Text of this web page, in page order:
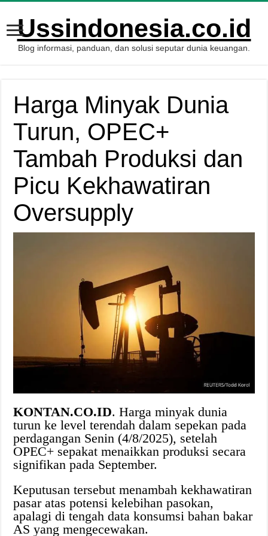
Ussindonesia.co.id
Blog informasi, panduan, dan solusi seputar dunia keuangan.
Harga Minyak Dunia
Turun, OPEC+
Tambah Produksi dan
Picu Kekhawatiran
Oversupply
​KONTAN.CO.ID. Harga minyak dunia
turun ke level terendah dalam sepekan pada
perdagangan Senin (4/8/2025), setelah
OPEC+ sepakat menaikkan produksi secara
signifikan pada September.
Keputusan tersebut menambah kekhawatiran
pasar atas potensi kelebihan pasokan,
apalagi di tengah data konsumsi bahan bakar
AS yang mengecewakan.